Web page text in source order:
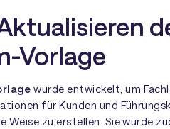
Vorlage
wurde entwickelt, um
für Kunden und
zu erstellen. Sie wurde